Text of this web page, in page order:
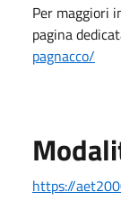
Per maggiori
pagina
pagnacco/
https://